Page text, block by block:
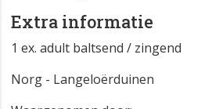
Extra informatie
1 ex. adult baltsend / zingend
Norg - Langeloërduinen